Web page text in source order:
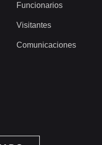
Funcionarios
Visitantes
Comunicaciones